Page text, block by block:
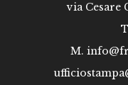
via Cesare
M.